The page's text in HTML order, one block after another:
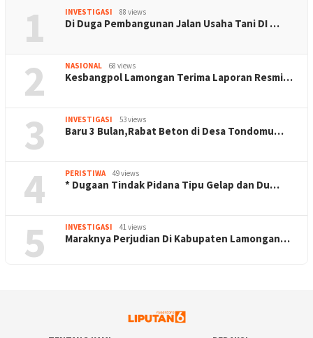
1 INVESTIGASI 88 views
Di Duga Pembangunan Jalan Usaha Tani DI …
2 NASIONAL 68 views
Kesbangpol Lamongan Terima Laporan Resmi…
3 INVESTIGASI 53 views
Baru 3 Bulan,Rabat Beton di Desa Tondomu…
4 PERISTIWA 49 views
* Dugaan Tindak Pidana Tipu Gelap dan Du…
5 INVESTIGASI 41 views
Maraknya Perjudian Di Kabupaten Lamongan…